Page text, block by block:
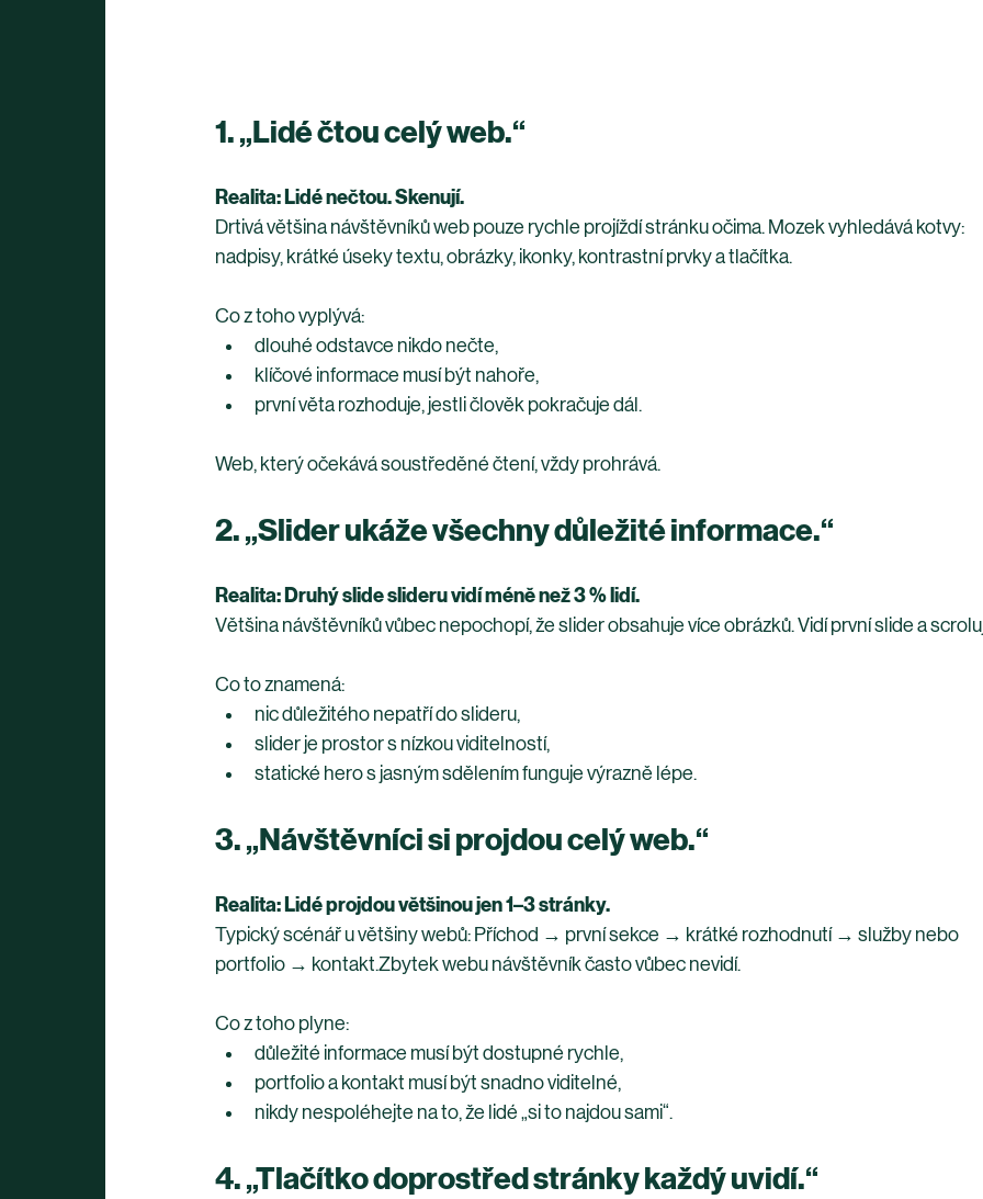
1. „Lidé čtou celý web.“
Realita: Lidé nečtou. Skenují.
Drtivá většina návštěvníků web pouze rychle projíždí stránku očima. Mozek vyhledává kotvy:
nadpisy, krátké úseky textu, obrázky, ikonky, kontrastní prvky a tlačítka.
Co z toho vyplývá:
dlouhé odstavce nikdo nečte,
klíčové informace musí být nahoře,
první věta rozhoduje, jestli člověk pokračuje dál.
Web, který očekává soustředěné čtení, vždy prohrává.
2. „Slider ukáže všechny důležité informace.“
Realita: Druhý slide slideru vidí méně než 3 % lidí.
Většina návštěvníků vůbec nepochopí, že slider obsahuje více obrázků. Vidí první slide a
Co to znamená:
nic důležitého nepatří do slideru,
slider je prostor s nízkou viditelností,
statické hero s jasným sdělením funguje výrazně lépe.
3. „Návštěvníci si projdou celý web.“
Realita: Lidé projdou většinou jen 1–3 stránky.
Typický scénář u většiny webů: Příchod → první sekce → krátké rozhodnutí → služby nebo
portfolio → kontakt.Zbytek webu návštěvník často vůbec nevidí.
Co z toho plyne:
důležité informace musí být dostupné rychle,
portfolio a kontakt musí být snadno viditelné,
nikdy nespoléhejte na to, že lidé „si to najdou sami“.
4. „Tlačítko doprostřed stránky každý uvidí.“